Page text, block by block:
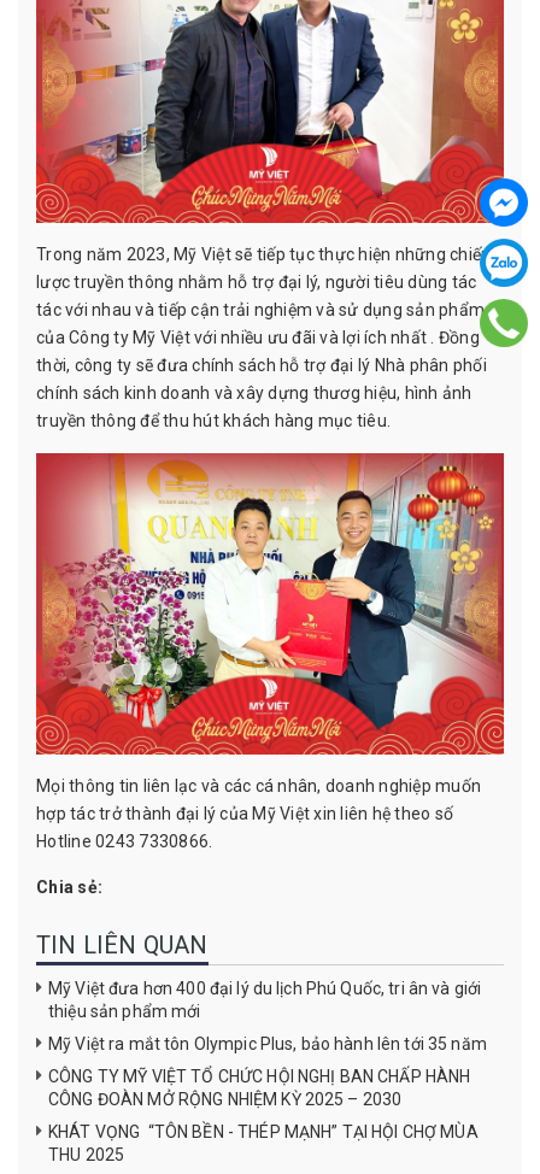
Trong năm 2023, Mỹ Việt sẽ tiếp tục thực hiện những chiến
lược truyền thông nhằm hỗ trợ đại lý, người tiêu dùng tác
tác với nhau và tiếp cận trải nghiệm và sử dụng sản phẩm
của Công ty Mỹ Việt với nhiều ưu đãi và lợi ích nhất . Đồng
thời, công ty sẽ đưa chính sách hỗ trợ đại lý Nhà phân phối
chính sách kinh doanh và xây dựng thươg hiệu, hình ảnh
truyền thông để thu hút khách hàng mục tiêu.
Mọi thông tin liên lạc và các cá nhân, doanh nghiệp muốn
hợp tác trở thành đại lý của Mỹ Việt xin liên hệ theo số
Hotline 0243 7330866.
Chia sẻ:
TIN LIÊN QUAN
Mỹ Việt đưa hơn 400 đại lý du lịch Phú Quốc, tri ân và giới
thiệu sản phẩm mới
Mỹ Việt ra mắt tôn Olympic Plus, bảo hành lên tới 35 năm
CÔNG TY MỸ VIỆT TỔ CHỨC HỘI NGHỊ BAN CHẤP HÀNH
CÔNG ĐOÀN MỞ RỘNG NHIỆM KỲ 2025 – 2030
KHÁT VỌNG “TÔN BỀN - THÉP MẠNH” TẠI HỘI CHỢ MÙA
THU 2025